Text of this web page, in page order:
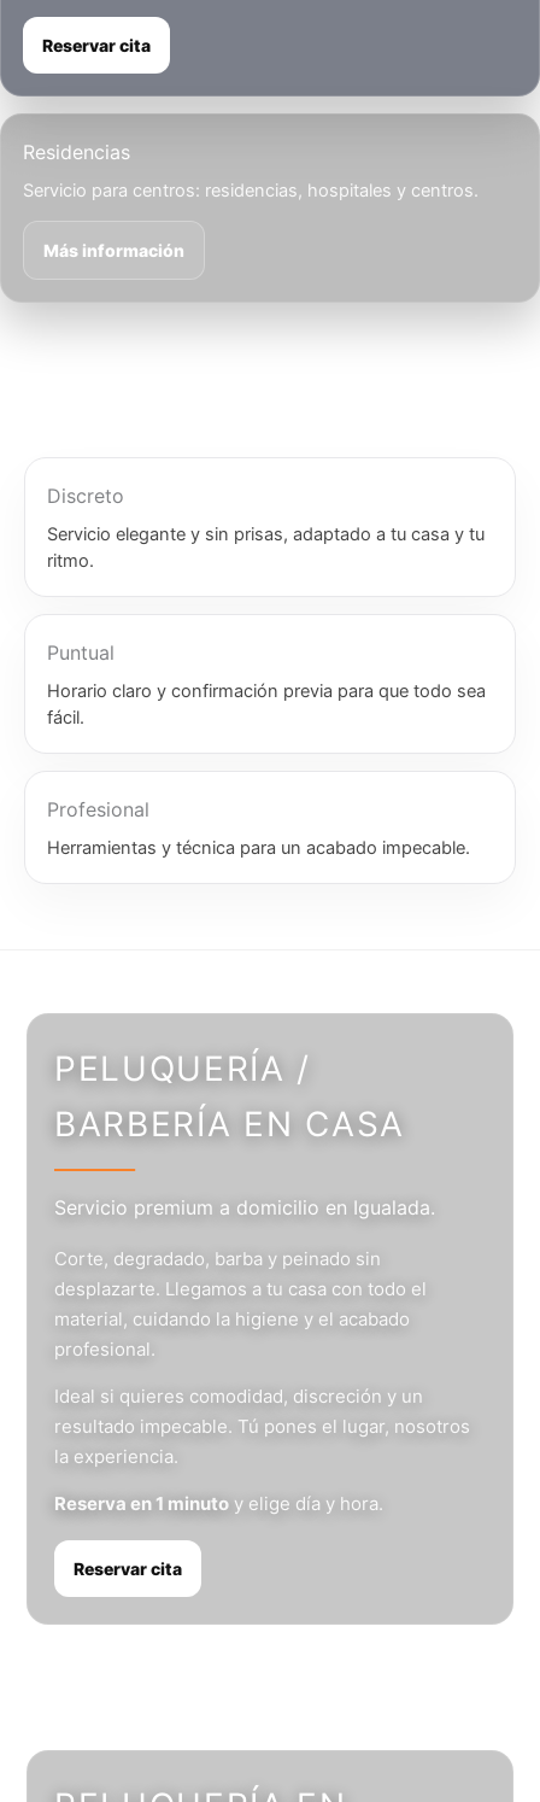
Reservar cita
Residencias
Servicio para centros: residencias, hospitales y centros.
Más información
Discreto
Servicio elegante y sin prisas, adaptado a tu casa y tu
ritmo.
Puntual
Horario claro y confirmación previa para que todo sea
fácil.
Profesional
Herramientas y técnica para un acabado impecable.
PELUQUERÍA /
BARBERÍA EN CASA
Servicio premium a domicilio en Igualada.
Corte, degradado, barba y peinado sin
desplazarte. Llegamos a tu casa con todo el
material, cuidando la higiene y el acabado
profesional.
Ideal si quieres comodidad, discreción y un
resultado impecable. Tú pones el lugar, nosotros
la experiencia.
Reserva en 1 minuto y elige día y hora.
Reservar cita